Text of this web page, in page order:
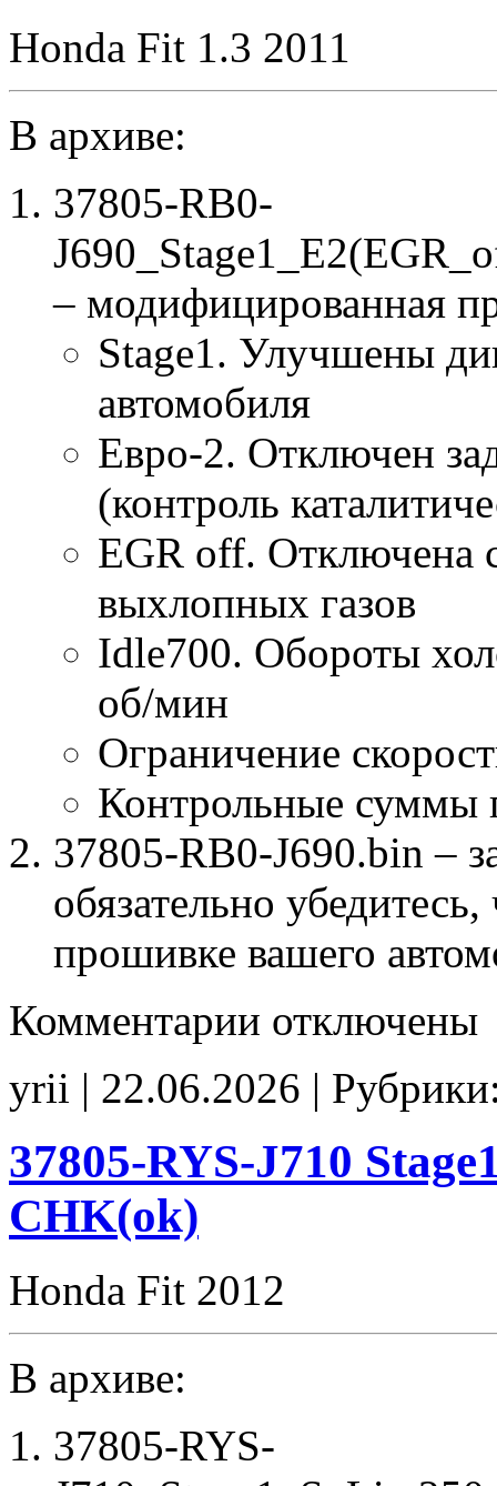
Honda Fit 1.3 2011
В архиве:
37805-RB0-
– модифицированная
Stage1. Улучшены
автомобиля
Евро-2. Отключен
(контроль
EGR off. Отключена
выхлопных газов
Idle700. Обороты
об/мин
Ограничение
Контрольные суммы
37805-RB0-J690.bin –
обязательно
прошивке вашего
Комментарии записи
J690
Stage1
Idle700
SpLim250
CHK(ok)
отключены
yrii | 22.06.2026 |
37805-RYS-J710
CHK(ok)
Honda Fit 2012
В архиве:
37805-RYS-